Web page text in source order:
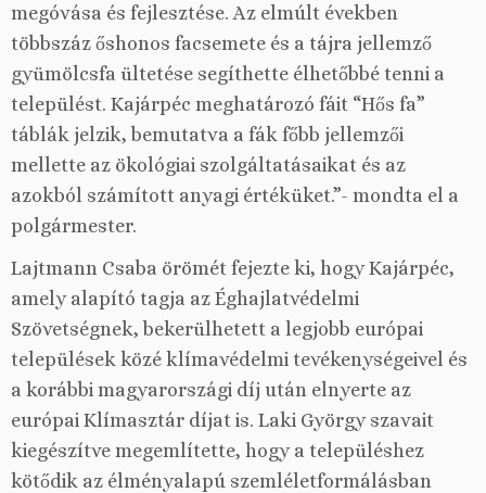
megóvása és fejlesztése. Az elmúlt években
többszáz őshonos facsemete és a tájra jellemző
gyümölcsfa ültetése segíthette élhetőbbé tenni a
települést. Kajárpéc meghatározó fáit “Hős fa”
táblák jelzik, bemutatva a fák főbb jellemzői
mellette az ökológiai szolgáltatásaikat és az
azokból számított anyagi értéküket.”- mondta el a
polgármester.
Lajtmann Csaba örömét fejezte ki, hogy Kajárpéc,
amely alapító tagja az Éghajlatvédelmi
Szövetségnek, bekerülhetett a legjobb európai
települések közé klímavédelmi tevékenységeivel és
a korábbi magyarországi díj után elnyerte az
európai Klímasztár díjat is. Laki György szavait
kiegészítve megemlítette, hogy a településhez
kötődik az élményalapú szemléletformálásban